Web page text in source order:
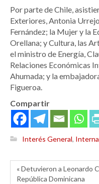
Por parte de Chile,
Exteriores, Antonia
Fernández; la Mujer y la
Orellana; y Cultura, las
el ministro de Energía,
Relaciones Económicas
Ahumada; y la
Figueroa.
Compartir
Interés General,
« Detuvieron a Leonardo
República Dominicana